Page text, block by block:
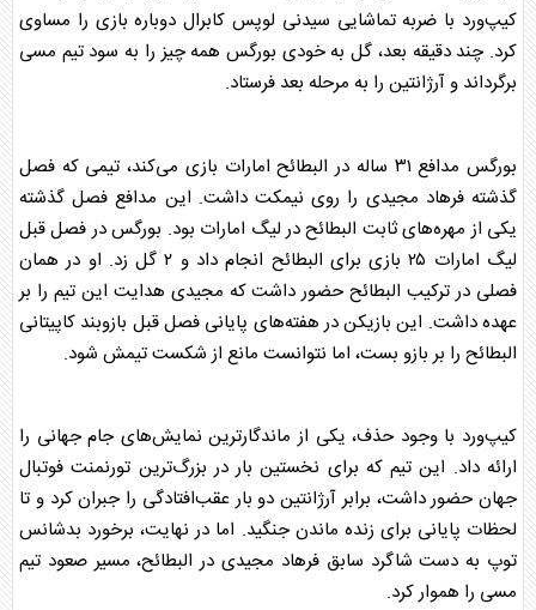
کیپ‌ورد با ضربه تماشایی سیدنی لوپس کابرال دوباره بازی را مساوی
کرد. چند دقیقه بعد، گل به خودی بورگس همه چیز را به سود تیم مسی
برگرداند وآرژانتین را به مرحله بعد فرستاد.
بورگس مدافع ۳۱ ساله در البطائح امارات بازی می‌کند، تیمی که فصل
گذشته فرهاد مجیدی را روی نیمکت داشت. این مدافع فصل گذشته
یکی از مهره‌های ثابت البطائح در لیگ امارات بود. بورگس در فصل قبل
لیگ امارات ۲۵ بازی برای البطائح انجام داد و ۲ گل زد. او در همان
فصلی در ترکیب البطائح حضور داشت که مجیدی هدایت این تیم را بر
عهده داشت. این بازیکن در هفته‌های پایانی فصل قبل بازوبند کاپیتانی
البطائح را بر بازو بست، اما نتوانست مانع از شکست تیمش شود.
کیپ‌ورد با وجود حذف، یکی از ماندگارترین نمایش‌های جام جهانی را
ارائه داد. این تیم که برای نخستین بار در بزرگ‌ترین تورنمنت فوتبال
جهان حضور داشت، برابرآرژانتین دو بار عقب‌افتادگی را جبران کرد و تا
لحظات پایانی برای زنده ماندن جنگید. اما در نهایت، برخورد بدشانس
توپ به دست شاگرد سابق فرهاد مجیدی در البطائح، مسیر صعود تیم
مسی را هموار کرد.